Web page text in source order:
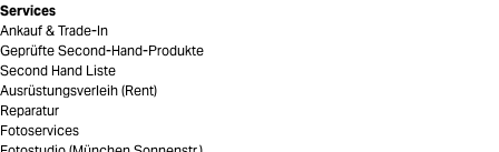
Services
Ankauf & Trade-In
Geprüfte Second-Hand-Produkte
Second Hand Liste
Ausrüstungsverleih (Rent)
Reparatur
Fotoservices